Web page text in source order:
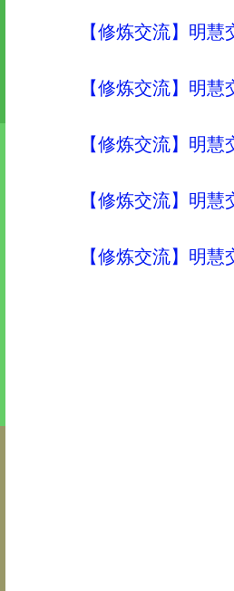
【修炼交流】明
【修炼交流】明
【修炼交流】明
【修炼交流】明
【修炼交流】明